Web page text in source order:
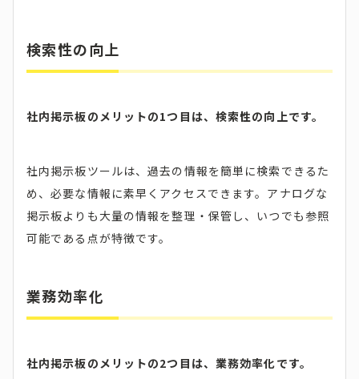
検索性の向上
社内掲示板のメリットの1つ目は、検索性の向上です。
社内掲示板ツールは、過去の情報を簡単に検索できるた
め、必要な情報に素早くアクセスできます。アナログな
掲示板よりも大量の情報を整理・保管し、いつでも参照
可能である点が特徴です。
業務効率化
社内掲示板のメリットの2つ目は、業務効率化です。